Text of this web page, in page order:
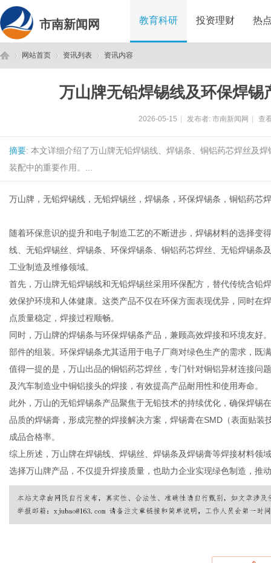
市南新闻网 教育科研 投资理财 热
网站首页 资讯列表 资讯内容
万山牌无铅焊锡线及环保焊
2026-05-15 发布者: 市南新闻网 查
摘要: 本文详细介绍了万山牌无铅焊锡线、焊锡条、铜铝药芯焊丝及
装配中的重要作用。...
万山牌，无铅焊锡线，无铅焊锡丝，焊锡条，环保焊锡条，铜铝药芯
随着环保意识的提升和电子制造工艺的不断进步，焊锡材料的选择变
线、无铅焊锡丝、焊锡条、环保焊锡条、铜铝药芯焊丝、无铅焊锡条
工业制造及维修领域。
首先，万山牌无铅焊锡线和无铅焊锡丝采用环保配方，替代传统含铅
效保护环境和人体健康。这类产品不仅在环保方面表现优异，同时在
点质量稳定，焊接过程顺畅。
同时，万山牌的焊锡条与环保焊锡条产品，兼顾高效焊接和环境友好
部件的组装。环保焊锡条尤其适用于电子厂商对绿色生产的需求，既
值得一提的是，万山出品的铜铝药芯焊丝 ，专门针对铜铝异材连接问
及汽车制造业中铜铝接头的焊接，有效提高产品耐用性和使用寿命。
此外，万山的无铅焊锡条产品聚焦于无铅技术的持续优化，确保焊锡
品质的焊锡膏，形成完整的焊接解决方案，焊锡膏在SMD（表面贴
成品合格率。
综上所述，万山牌在焊锡线、焊锡丝、焊锡条及焊锡膏等焊接材料领
选择万山牌产品，不仅提升焊接质量，也助力企业实现绿色制造，推